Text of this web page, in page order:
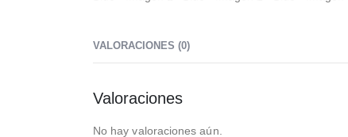
VALORACIONES (0)
Valoraciones
No hay valoraciones aún.